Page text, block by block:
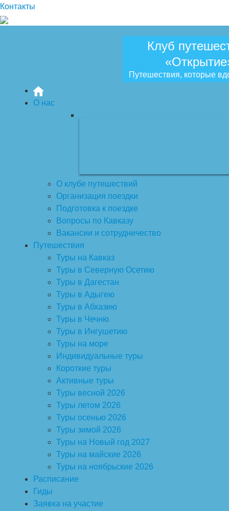
Контакты
Клуб
Путешествия, которые
О нас
О клубе путешествий
Организация поездки
Подготовка к поездке
Вопросы по Кавказу
Вакансии и сотрудничество
Путешествия
Туры на Кавказ
Туры в Северную Осетию
Туры в Дагестан
Туры в Адыгею
Туры в Абхазию
Туры в Чечню
Туры в Ингушетию
Туры на море
Индивидуальные туры
Короткие туры
Активные туры
Туры весной 2026
Туры летом 2026
Туры осенью 2026
Туры зимой 2026
Туры на Новый год 2027
Туры на майские 2026
Туры на ноябрьские 2026
Расписание
Гиды
Заявка на участие